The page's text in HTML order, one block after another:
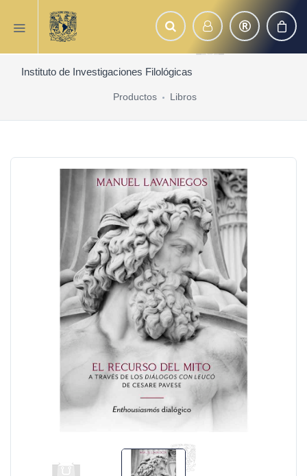
Instituto de Investigaciones Filológicas
Productos Libros